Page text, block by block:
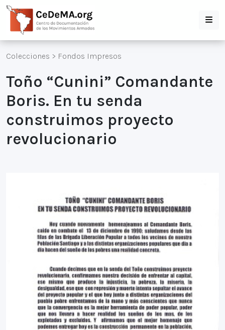
Colecciones > Fondos Impresos
Toño “Cunini” Comandante
Boris. En tu senda
construimos proyecto
revolucionario